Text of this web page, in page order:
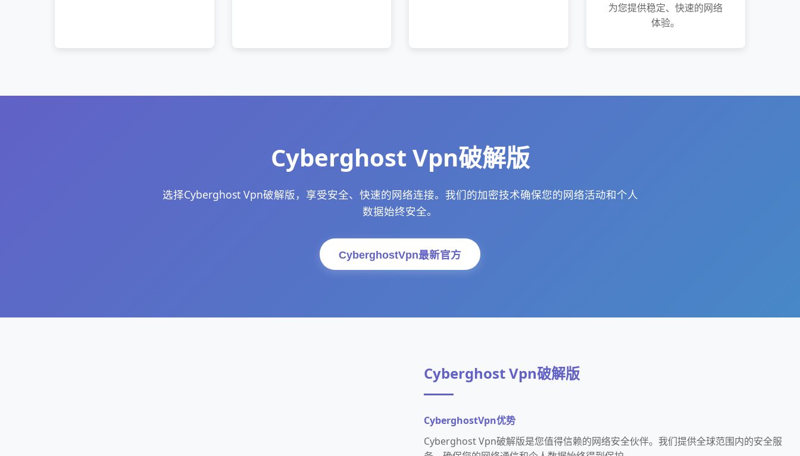
为您提供稳定、快速的网络
体验。
Cyberghost Vpn破解版
选择Cyberghost Vpn破解版，享受安全、快速的网络连接。我们的加密技术确保您的网络活动和个人
数据始终安全。
CyberghostVpn最新官方
Cyberghost Vpn破解版
CyberghostVpn优势
Cyberghost Vpn破解版是您值得信赖的网络安全伙伴。我们提供全球范围内的安全服